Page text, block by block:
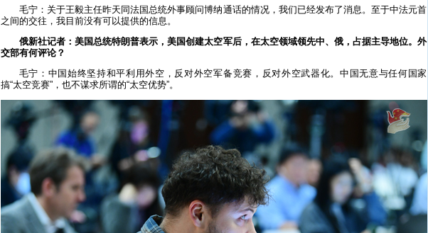
毛宁：关于王毅主任昨天同法国总统外事顾问博纳通话的情况，我们已经发布了消息。至于中法元首
之间的交往，我目前没有可以提供的信息。
俄新社记者：美国总统特朗普表示，美国创建太空军后，在太空领域领先中、俄，占据主导地位。外
交部有何评论？
毛宁：中国始终坚持和平利用外空，反对外空军备竞赛，反对外空武器化。中国无意与任何国家
搞“太空竞赛”，也不谋求所谓的“太空优势”。